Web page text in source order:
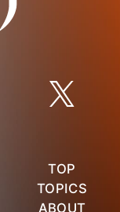
TOP
TOPICS
ABOUT